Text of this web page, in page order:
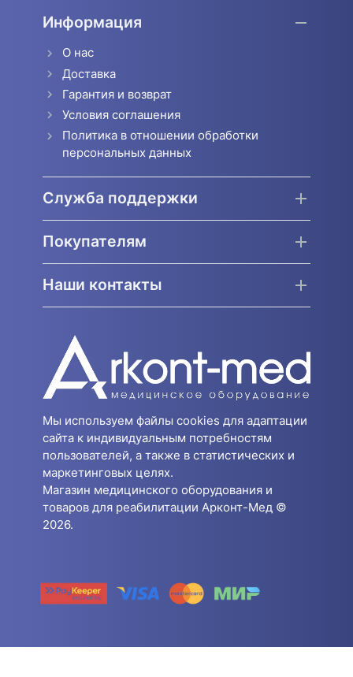
Информация
О нас
Доставка
Гарантия и возврат
Условия соглашения
Политика в отношении обработки
персональных данных
Служба поддержки
Покупателям
Наши контакты
Мы используем файлы cookies для адаптации
сайта к индивидуальным потребностям
пользователей, а также в статистических и
маркетинговых целях.
Магазин медицинского оборудования и
товаров для реабилитации Арконт-Мед ©
2026.